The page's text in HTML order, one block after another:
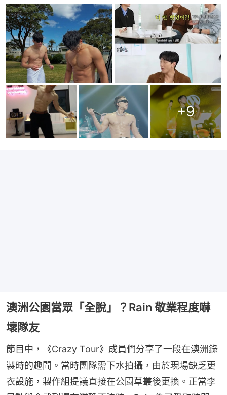
+9
澳洲公園當眾「全脫」？Rain 敬業程度嚇
壞隊友
節目中，《Crazy Tour》成員們分享了一段在澳洲錄
製時的趣聞。當時團隊需下水拍攝，由於現場缺乏更
衣設施，製作組提議直接在公園草叢後更換。正當李